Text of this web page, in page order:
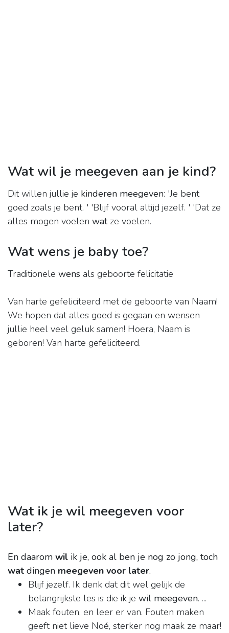
Wat wil je meegeven aan je kind?
Dit willen jullie je kinderen meegeven: 'Je bent
goed zoals je bent. ' 'Blijf vooral altijd jezelf. ' 'Dat ze
alles mogen voelen watze voelen.
Wat wens je baby toe?
Traditionele wens als geboorte felicitatie
Van harte gefeliciteerd met de geboorte van Naam!
We hopen dat alles goed is gegaan en wensen
jullie heel veel geluk samen! Hoera, Naam is
geboren! Van harte gefeliciteerd.
Wat ik je wil meegeven voor
later?
En daarom wil ik je, ook al ben je nog zo jong, toch
wat dingen meegeven voor later.
Blijf jezelf. Ik denk dat dit wel gelijk de
belangrijkste les is die ik je wil meegeven. ...
Maak fouten, en leer er van. Fouten maken
geeft niet lieve Noé, sterker nog maak ze maar!